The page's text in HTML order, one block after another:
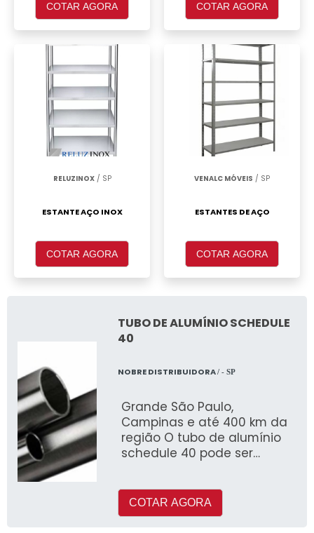
COTAR AGORA COTAR AGORA
RELUZINOX/ SP
ESTANTE AÇO INOX
COTAR AGORA
VENALC MÓVEIS / SP
ESTANTES DE AÇO
COTAR AGORA
TUBO DE ALUMÍNIO SCHEDULE
40
NOBRE DISTRIBUIDORA/ - SP
Grande São Paulo,
Campinas e até 400 km da
região O tubo de alumínio
schedule 40 pode ser
COTAR AGORA